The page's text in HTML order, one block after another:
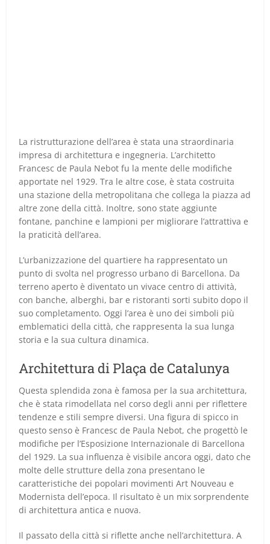
La ristrutturazione dell’area è stata una straordinaria
impresa di architettura e ingegneria. L’architetto
Francesc de Paula Nebot fu la mente delle modifiche
apportate nel 1929. Tra le altre cose, è stata costruita
una stazione della metropolitana che collega la piazza ad
altre zone della città. Inoltre, sono state aggiunte
fontane, panchine e lampioni per migliorare l’attrattiva e
la praticità dell’area.
L’urbanizzazione del quartiere ha rappresentato un
punto di svolta nel progresso urbano di Barcellona. Da
terreno aperto è diventato un vivace centro di attività,
con banche, alberghi, bar e ristoranti sorti subito dopo il
suo completamento. Oggi l’area è uno dei simboli più
emblematici della città, che rappresenta la sua lunga
storia e la sua cultura dinamica.
Architettura di Plaça de Catalunya
Questa splendida zona è famosa per la sua architettura,
che è stata rimodellata nel corso degli anni per riflettere
tendenze e stili sempre diversi. Una figura di spicco in
questo senso è Francesc de Paula Nebot, che progettò le
modifiche per l’Esposizione Internazionale di Barcellona
del 1929. La sua influenza è visibile ancora oggi, dato che
molte delle strutture della zona presentano le
caratteristiche dei popolari movimenti Art Nouveau e
Modernista dell’epoca. Il risultato è un mix sorprendente
di architettura antica e nuova.
Il passato della città si riflette anche nell’architettura. A